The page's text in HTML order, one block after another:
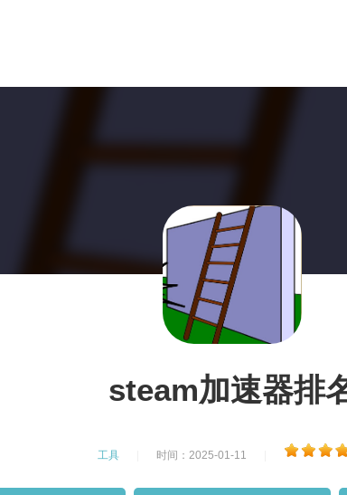
steam加速器排
工具 时间：2025-01-11